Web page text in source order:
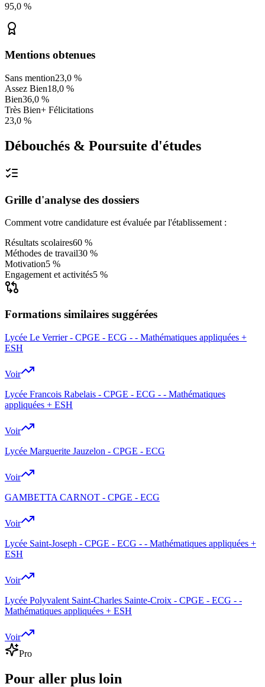
95,0 %
Mentions obtenues
Sans mention23,0 %
Assez Bien18,0 %
Bien36,0 %
Très Bien+ Félicitations
23,0 %
Débouchés & Poursuite d'études
Grille d'analyse des dossiers
Comment votre candidature est évaluée par l'établissement :
Résultats scolaires60 %
Méthodes de travail30 %
Motivation5 %
Engagement et activités5 %
Formations similaires suggérées
Lycée Le Verrier - CPGE - ECG - - Mathématiques appliquées +
ESH
Voir
Lycée Francois Rabelais - CPGE - ECG - - Mathématiques
appliquées + ESH
Voir
Lycée Marguerite Jauzelon - CPGE - ECG
Voir
GAMBETTA CARNOT - CPGE - ECG
Voir
Lycée Saint-Joseph - CPGE - ECG - - Mathématiques appliquées +
ESH
Voir
Lycée Polyvalent Saint-Charles Sainte-Croix - CPGE - ECG - -
Mathématiques appliquées + ESH
Voir
Pro
Pour aller plus loin